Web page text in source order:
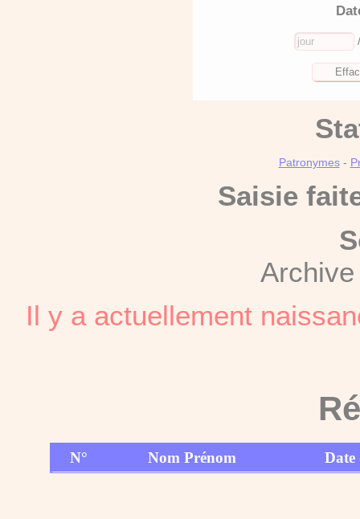
Patronymes-
Saisie
Il y a actuellement
N° Nom Prénom Date